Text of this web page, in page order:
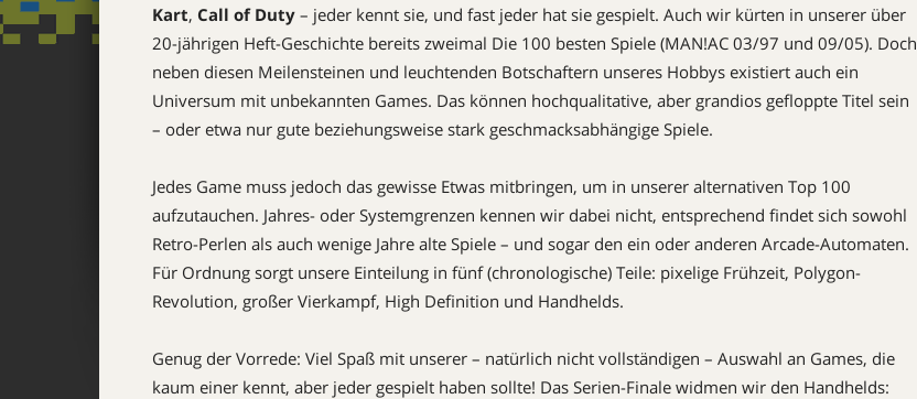
Kart, Call of Duty – jeder kennt sie, und fast jeder hat sie gespielt. Auch wir kürten in unserer über
20-jährigen Heft-Geschichte bereits zweimal Die 100 besten Spiele (MAN!AC 03/97 und 09/05). Doch
neben diesen Meilensteinen und leuch­tenden Botschaftern unseres Hobbys existiert auch ein
Universum mit unbekannten Games. Das können hoch­qualitative, aber grandios gefloppte Titel sein
– oder etwa nur gute beziehungsweise stark geschmacksabhängige Spiele.
Jedes Game muss jedoch das gewisse Etwas mitbringen, um in unserer alternativen Top 100
aufzutauchen. Jahres- oder Systemgrenzen kennen wir dabei nicht, entsprechend findet sich sowohl
Retro-Perlen als auch wenige Jahre alte Spiele – und sogar den ein oder anderen Arcade-­Automaten.
Für Ordnung sorgt unsere Einteilung in fünf (chronologische) Teile: pixelige Frühzeit, Polygon-
Revolution, großer Vierkampf, High Definition und Handhelds.
Genug der Vorrede: Viel Spaß mit unserer – natürlich nicht vollständigen – Auswahl an Games, die
kaum einer kennt, aber jeder gespielt haben sollte! Das Serien-Finale widmen wir den Handhelds: